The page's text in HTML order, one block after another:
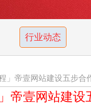
行业动态
程」帝壹网站建设五步合
」帝壹网站建